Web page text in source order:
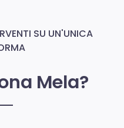
SU UN'UNICA
Mela?